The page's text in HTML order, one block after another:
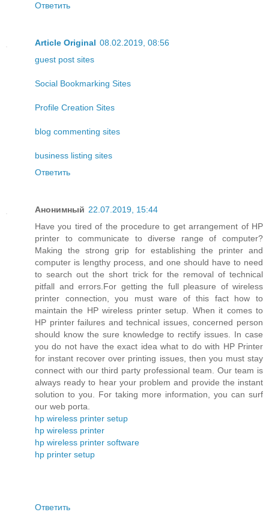
Ответить
Article Original 08.02.2019, 08:56
guest post sites
Social Bookmarking Sites
Profile Creation Sites
blog commenting sites
business listing sites
Ответить
Анонимный 22.07.2019, 15:44
Have you tired of the procedure to get arrangement of HP
printer to communicate to diverse range of computer?
Making the strong grip for establishing the printer and
computer is lengthy process, and one should have to need
to search out the short trick for the removal of technical
pitfall and errors.For getting the full pleasure of wireless
printer connection, you must ware of this fact how to
maintain the HP wireless printer setup. When it comes to
HP printer failures and technical issues, concerned person
should know the sure knowledge to rectify issues. In case
you do not have the exact idea what to do with HP Printer
for instant recover over printing issues, then you must stay
connect with our third party professional team. Our team is
always ready to hear your problem and provide the instant
solution to you. For taking more information, you can surf
our web porta.
hp wireless printer setup
hp wireless printer
hp wireless printer software
hp printer setup
Ответить